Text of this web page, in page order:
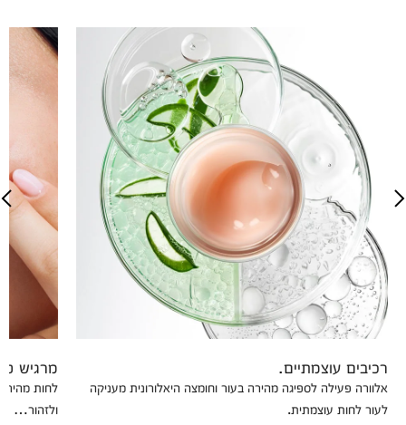
רכיבים עוצמתיים.
אלוורה פעילה לספיגה מהירה בעור וחומצה היאלורונית מעניקה
לעור לחות עוצמתית.
מרגיש
לחות
ולזהור…